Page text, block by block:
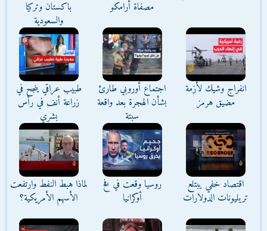
مصفاة أرامكو
باكستان وتركيا
والسعودية
انفراج وشيك لأزمة
مضيق هرمز
اجتماع أوروبي طارئ
بشأن الهجرة بعد واقعة
سبتة
طبيب عراقي ينجح في
زراعة أنف في رأس
بشري
اقتصاد خفي يبتلع
تريليونات الدولارات
روسيا وقعت في فخ
أوكرانيا
لماذا هبط النفط وارتفعت
الأسهم الأمريكية؟